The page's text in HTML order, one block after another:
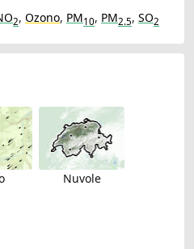
2, Ozono, PM10, PM2.5, SO2
Nuvole